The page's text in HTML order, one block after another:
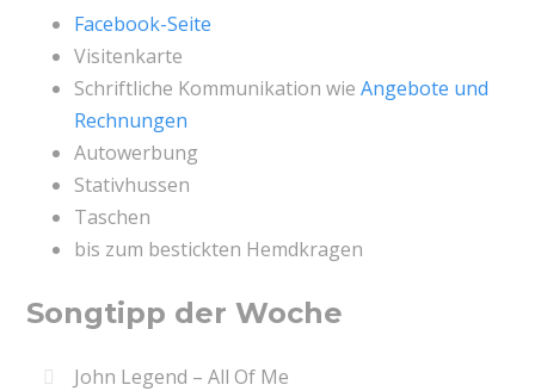
Facebook-Seite
Visitenkarte
Schriftliche Kommunikation wie Angebote und
Rechnungen
Autowerbung
Stativhussen
Taschen
bis zum bestickten Hemdkragen
Songtipp der Woche
John Legend – All Of Me